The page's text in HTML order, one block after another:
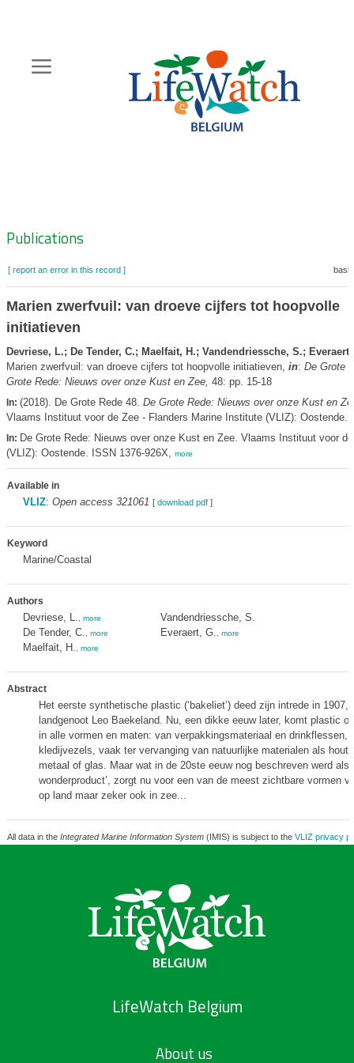
content
Zoeknavigatie
Publications
[ report an error in this record ]
Marien zwerfvuil: van droeve cijfers tot hoopvolle
initiatieven
Devriese, L.; De Tender, C.; Maelfait, H.; Vandendriessche, S.; Everaert,
Marien zwerfvuil: van droeve cijfers tot hoopvolle initiatieven, in: De Grote
Grote Rede: Nieuws over onze Kust en Zee, 48: pp. 15-18
In: (2018). De Grote Rede 48. De Grote Rede: Nieuws over onze Kust en
Vlaams Instituut voor de Zee - Flanders Marine Institute (VLIZ): Oostende.
In: De Grote Rede: Nieuws over onze Kust en Zee. Vlaams Instituut voor
(VLIZ): Oostende. ISSN 1376-926X, more
Available in
VLIZ: Open access 321061 [ download pdf]
Keyword
Marine/Coastal
Authors
Devriese, L. more
De Tender, C. more
Maelfait, H. more
Vandendriessche, S.
Everaert, G.
more
Abstract
Het eerste synthetische plastic (‘bakeliet’) deed zijn intrede in 1907,
landgenoot Leo Baekeland. Nu, een dikke eeuw later, komt plastic
in alle vormen en maten: van verpakkingsmateriaal en drinkflessen,
kledijvezels, vaak ter vervanging van natuurlijke materialen als hout,
metaal of glas. Maar wat in de 20ste eeuw nog beschreven werd als
wonderproduct’, zorgt nu voor een van de meest zichtbare vormen
op land maar zeker ook in zee...
All data in the Integrated Marine Information System(IMIS) is subject to the VLIZ privacy
LifeWatch Belgium
About us